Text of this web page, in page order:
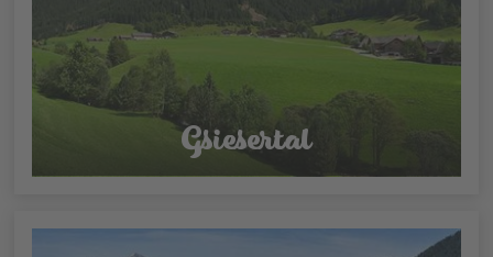
Gsiesertal